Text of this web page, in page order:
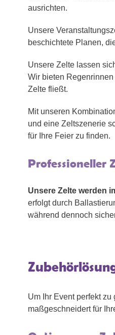
ausrichten.
Unsere
beschichtete Planen,
Unsere Zelte lassen
Wir bieten
Zelte fließt.
Mit unseren
und eine Zeltszenerie
für Ihre Feier zu finden.
Professioneller
Unsere Zelte werden
erfolgt durch
während dennoch
Um Ihr Event perfekt
maßgeschneidert für